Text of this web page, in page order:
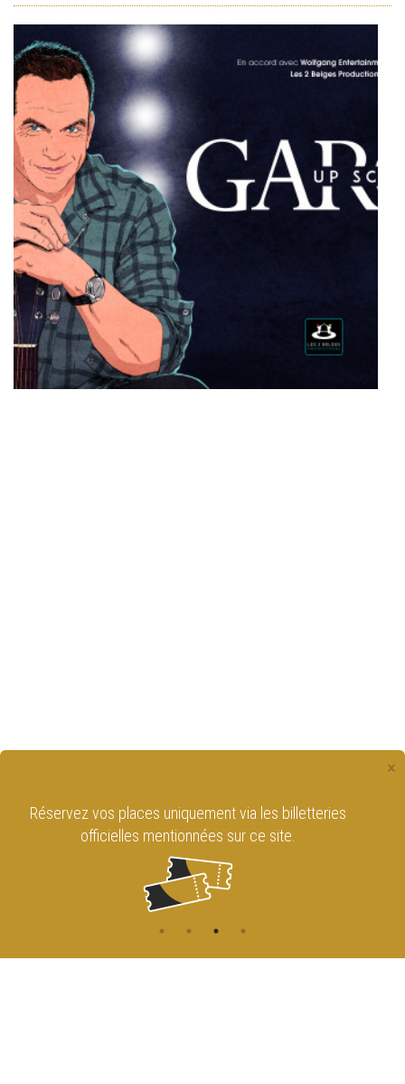
×
Retrouvez le Cirque Royal de Bruxelles
sur les réseaux sociaux !